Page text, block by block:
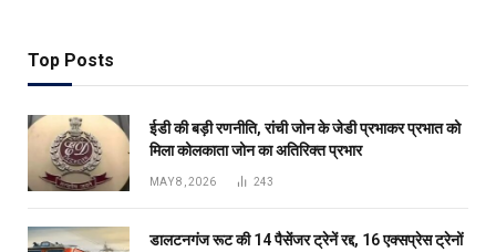
Top Posts
ईडी की बड़ी रणनीति, रांची जोन के जेडी प्रभाकर प्रभात को
मिला कोलकाता जोन का अतिरिक्त प्रभार
MAY 8, 2026 243
डालटनगंज रूट की 14 पैसेंजर ट्रेनें रद्द, 16 एक्सप्रेस ट्रेनों